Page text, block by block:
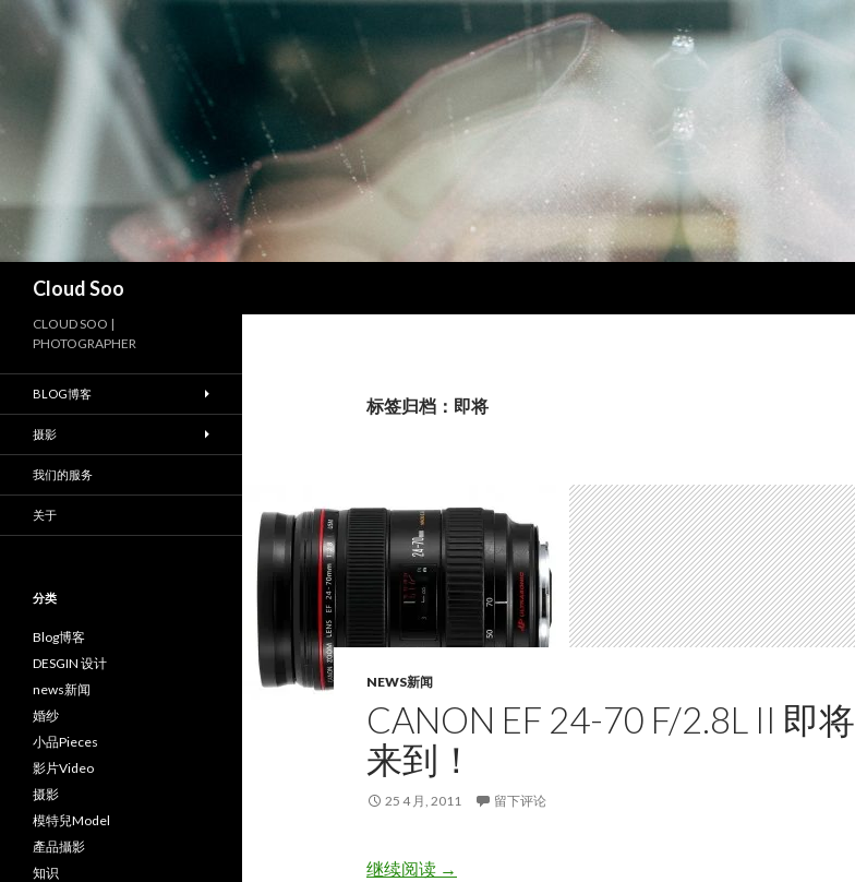
Cloud Soo
标签归档：即将
NEWS新闻
CANON EF 24-70 F/2.8L II 即将
来到！
25 4 月, 2011 留下评论
继续阅读Canon EF 24-70 f/2.8L II 即将来到！
→
CLOUD SOO |
PHOTOGRAPHER
BLOG博客
摄影
我们的服务
关于
分类
Blog博客
DESGIN 设计
news新闻
婚纱
小品Pieces
影片Video
摄影
模特兒Model
產品攝影
知识